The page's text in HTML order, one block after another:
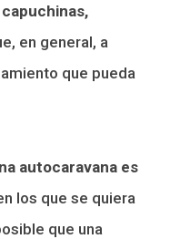
en general, a
que pueda
autocaravana es
los que se quiera
que una